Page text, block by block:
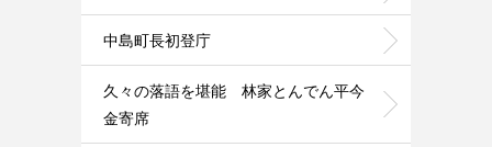
中島町長初登庁
久々の落語を堪能 林家とんでん平今
金寄席